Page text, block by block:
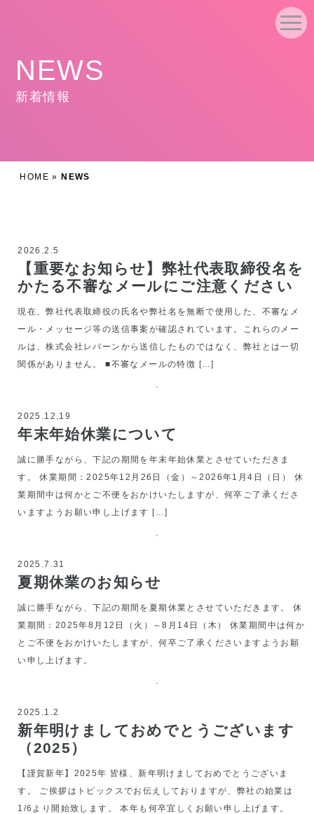
NEWS
新着情報
HOME » NEWS
2026.2.5
【重要なお知らせ】弊社代表取締役名を
かたる不審なメールにご注意ください
現在、弊社代表取締役の氏名や弊社名を無断で使用した、不審なメ
ール・メッセージ等の送信事案が確認されています。これらのメー
ルは、株式会社レバーンから送信したものではなく、弊社とは一切
関係がありません。 ■不審なメールの特徴 […]
2025.12.19
年末年始休業について
誠に勝手ながら、下記の期間を年末年始休業とさせていただきま
す。 休業期間：2025年12月26日（金）～2026年1月4日（日） 休
業期間中は何かとご不便をおかけいたしますが、何卒ご了承くださ
いますようお願い申し上げます […]
2025.7.31
夏期休業のお知らせ
誠に勝手ながら、下記の期間を夏期休業とさせていただきます。 休
業期間：2025年8月12日（火）～8月14日（木） 休業期間中は何か
とご不便をおかけいたしますが、何卒ご了承くださいますようお願
い申し上げます。
2025.1.2
新年明けましておめでとうございます
（2025）
【謹賀新年】2025年 皆様、新年明けましておめでとうございま
す。 ご挨拶はトピックスでお伝えしておりますが、弊社の始業は
1/6より開始致します。 本年も何卒宜しくお願い申し上げます。